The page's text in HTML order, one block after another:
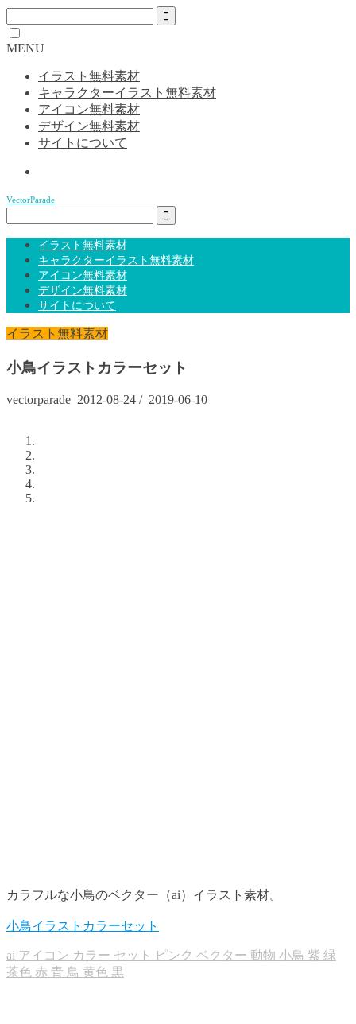
MENU
イラスト無料素材
キャラクターイラスト無料素材
アイコン無料素材
デザイン無料素材
サイトについて
VectorParade
イラスト無料素材
キャラクターイラスト無料素材
アイコン無料素材
デザイン無料素材
サイトについて
イラスト無料素材
小鳥イラストカラーセット
vectorparade 2012-08-24 / 2019-06-10
カラフルな小鳥のベクター（ai）イラスト素材。
小鳥イラストカラーセット
ai アイコン カラー セット ピンク ベクター 動物 小鳥 紫 緑
茶色 赤 青 鳥 黄色 黒